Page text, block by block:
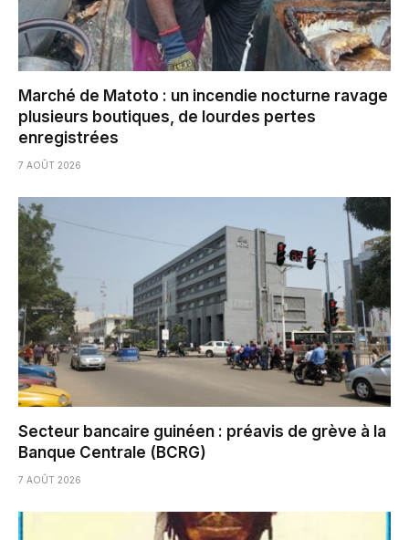
Marché de Matoto : un incendie nocturne ravage
plusieurs boutiques, de lourdes pertes
enregistrées
7 AOÛT 2026
Secteur bancaire guinéen : préavis de grève à la
Banque Centrale (BCRG)
7 AOÛT 2026